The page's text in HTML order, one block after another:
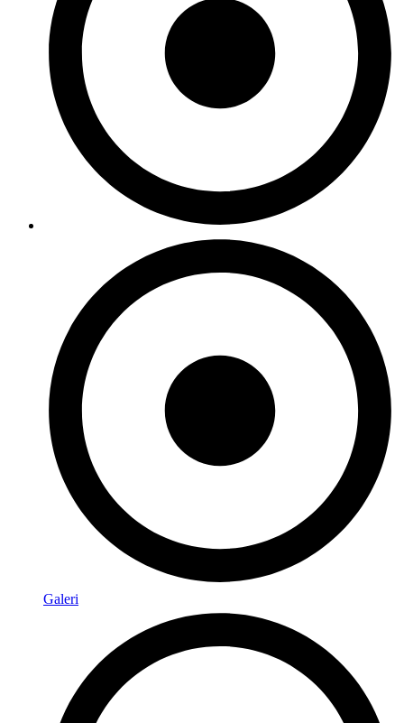
Galeri